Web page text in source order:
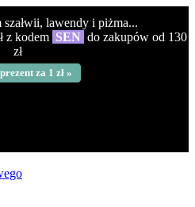
szałwii, lawendy i piżma...
z kodem SEN do zakupów od 130
zł
za 1 zł »